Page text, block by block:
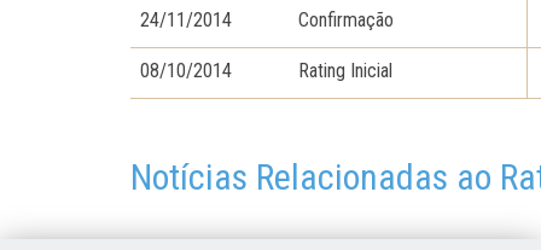
24/11/2014 Confirmação
08/10/2014 Rating Inicial
Notícias Relacionadas ao